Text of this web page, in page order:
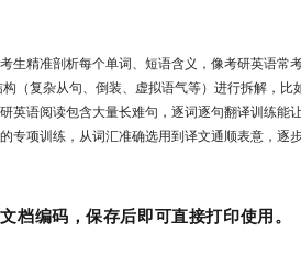
生精准剖析每个单词、短语含义，像考研英语常
（复杂从句、倒装、虚拟语气等）进行拆解，
英语阅读包含大量长难句，逐词逐句翻译训练能
专项训练，从词汇准确选用到译文通顺表意，逐
档编码，保存后即可直接打印使用。